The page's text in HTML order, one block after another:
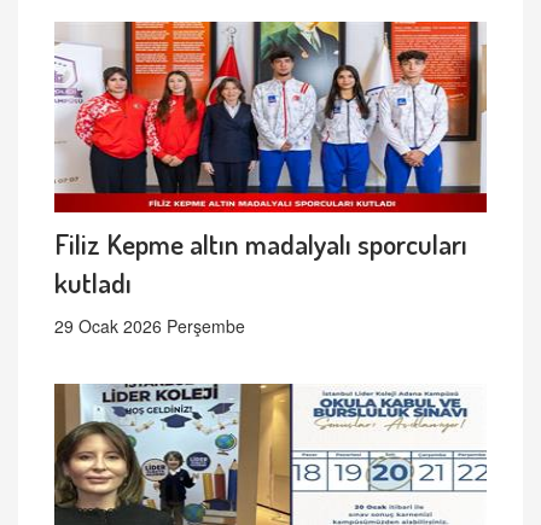
Filiz Kepme altın madalyalı sporcuları
kutladı
29 Ocak 2026 Perşembe